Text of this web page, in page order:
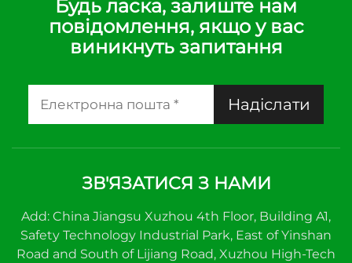
Будь ласка, залиште нам
повідомлення, якщо у вас
виникнуть запитання
Надіслати
ЗВ'ЯЗАТИСЯ З НАМИ
Add: China Jiangsu Xuzhou 4th Floor, Building A1,
Safety Technology Industrial Park, East of Yinshan
Road and South of Lijiang Road, Xuzhou High-Tech